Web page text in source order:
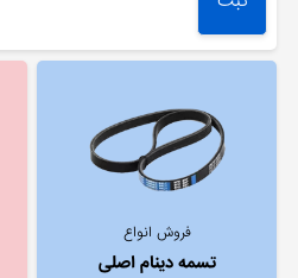
فروش انواع
تسمه دینام اصلی